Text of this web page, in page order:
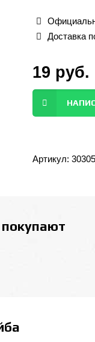
Доставка
19 руб.
Артикул: